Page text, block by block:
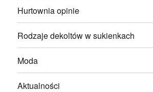
Hurtownia opinie
Rodzaje dekoltów w sukienkach
Moda
Aktualności